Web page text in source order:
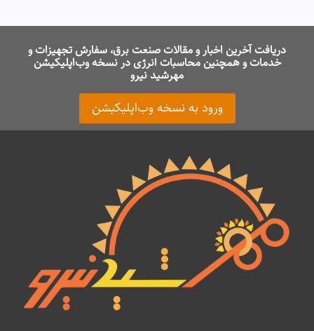
دریافت آخرین اخبار و مقالات صنعت برق، سفارش تجهیزات و
خدمات و همچنین محاسبات انرژی در نسخه وب‌اپلیکیشن
مهرشید نیرو
ورود به نسخه وب‌اپلیکیشن